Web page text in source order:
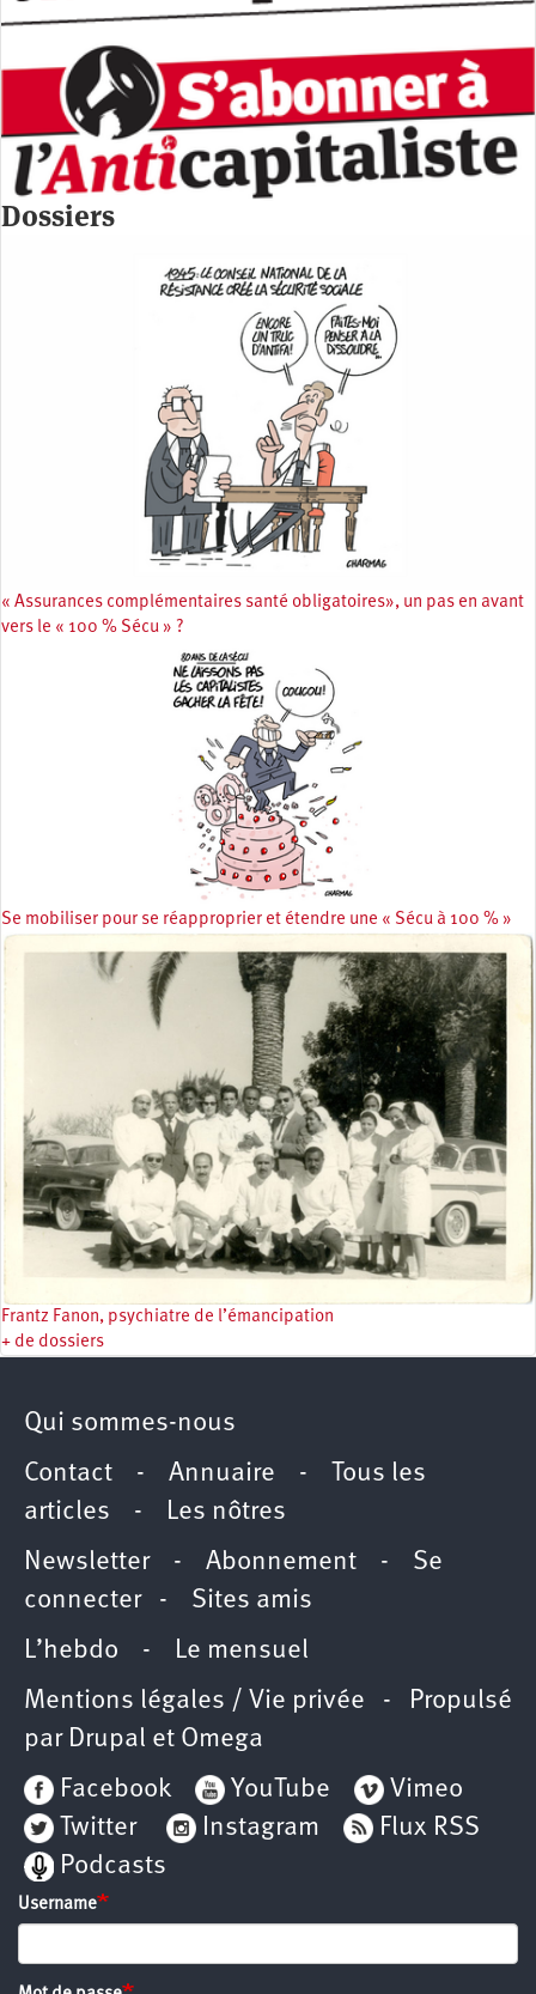
Dossiers
« Assurances complémentaires santé obligatoires», un pas en avant
vers le « 100 % Sécu » ?
Se mobiliser pour se réapproprier et étendre une « Sécu à 100 % »
Frantz Fanon, psychiatre de l’émancipation
+ de dossiers
Qui sommes-nous
Contact - Annuaire -
Tous les
articles - Les nôtres
Newsletter- Abonnement - Se
connecter- Sites amis
L’hebdo - Le mensuel
Mentions légales / Vie privée - Propulsé
par Drupal et Omega
Facebook
YouTube
Vimeo
Twitter
Instagram
Flux RSS
Podcasts
Username